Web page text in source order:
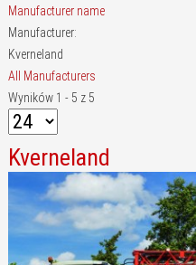
Manufacturer name
Manufacturer:
Kverneland
All Manufacturers
Wyników 1 - 5 z 5
Kverneland